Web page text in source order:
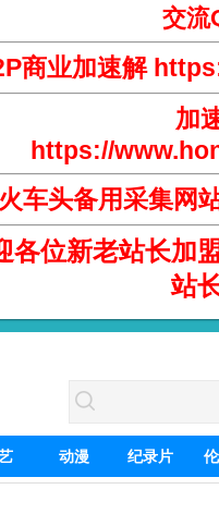
交流
商业加速解
加
https://
火车头备用采集网
各位新老站长加
站
动漫 纪录片